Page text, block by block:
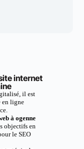
internet
il est
en ligne
à ogenne
objectifs en
le SEO